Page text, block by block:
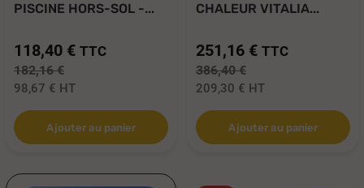
PISCINE HORS-SOL -...
118,40 € TTC
182,16 €
98,67 € HT
Ajouter au panier
CHALEUR VITALIA...
251,16 € TTC
386,40 €
209,30 € HT
Ajouter au panier